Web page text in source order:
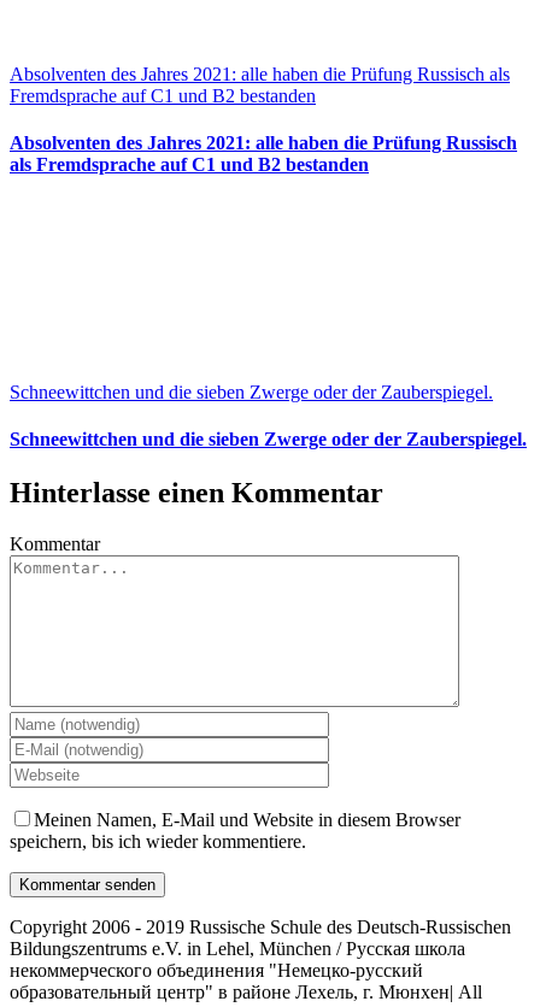
Absolventen des Jahres 2021: alle haben die Prüfung Russisch als
Fremdsprache auf C1 und B2 bestanden
Absolventen des Jahres 2021: alle haben die Prüfung Russisch
als Fremdsprache auf C1 und B2 bestanden
Schneewittchen und die sieben Zwerge oder der Zauberspiegel.
Schneewittchen und die sieben Zwerge oder der Zauberspiegel.
Hinterlasse einen Kommentar
Kommentar
Meinen Namen, E-Mail und Website in diesem Browser
speichern, bis ich wieder kommentiere.
Copyright 2006 - 2019 Russische Schule des Deutsch-Russischen
Bildungszentrums e.V. in Lehel, München / Русская школа
некоммерческого объединения "Немецко-русский
образовательный центр" в районе Лехель, г. Мюнхен| All